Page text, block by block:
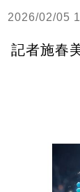
2026/02/05
記者施春